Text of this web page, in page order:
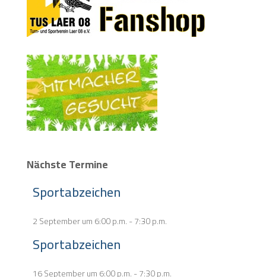
Nächste Termine
Sportabzeichen
2 September um 6:00 p.m.-7:30 p.m.
Sportabzeichen
16 September um 6:00 p.m.-7:30 p.m.